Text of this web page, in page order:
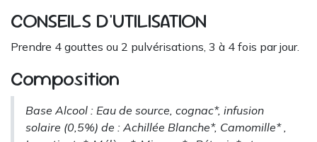
CONSEILS D'UTILISATION
Prendre 4 gouttes ou 2 pulvérisations, 3 à 4 fois par jour.
Composition
Base Alcool : Eau de source, cognac*, infusion
solaire (0,5%) de : Achillée Blanche*, Camomille* ,